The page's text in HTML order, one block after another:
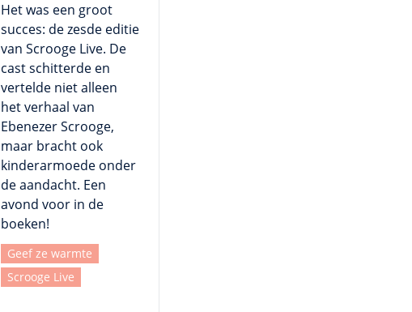
Het was een groot
succes: de zesde editie
van Scrooge Live. De
cast schitterde en
vertelde niet alleen
het verhaal van
Ebenezer Scrooge,
maar bracht ook
kinderarmoede onder
de aandacht. Een
avond voor in de
boeken!
Geef ze warmte
Scrooge Live